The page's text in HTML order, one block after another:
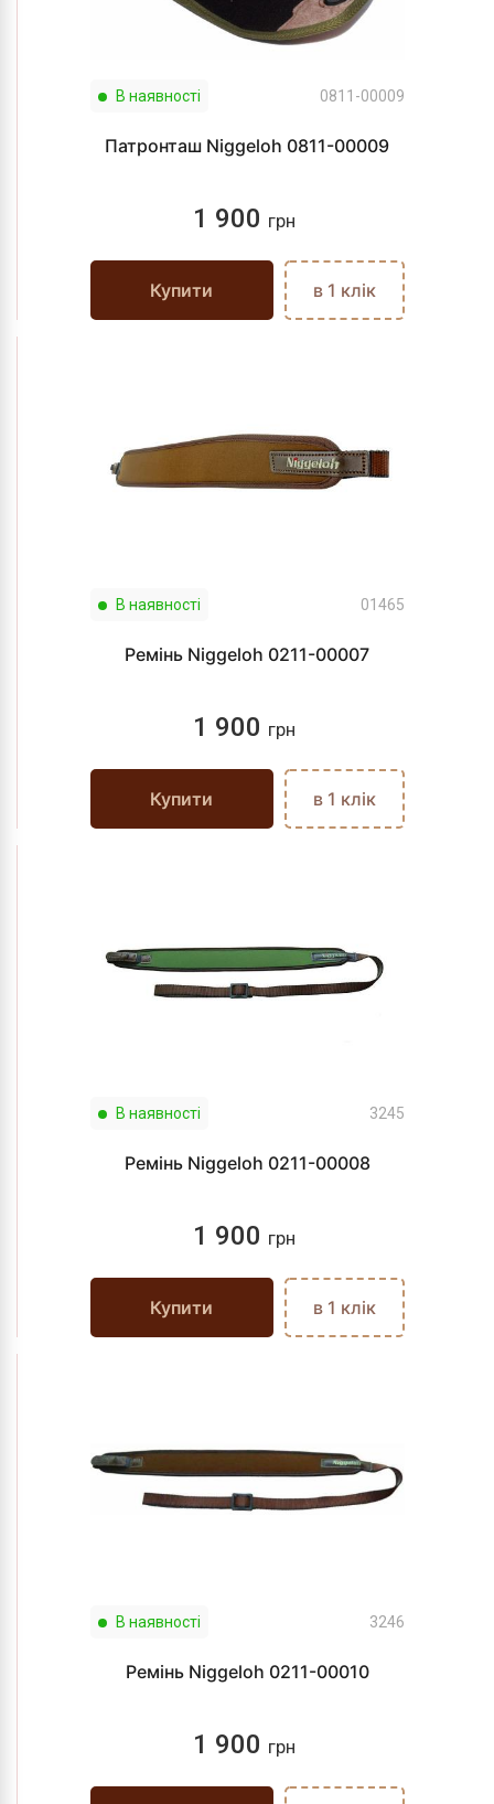
В наявності 0811-00009
Патронташ Niggeloh 0811-00009
1 900 грн
Купити в 1 клік
В наявності 01465
Ремінь Niggeloh 0211-00007
1 900 грн
Купити в 1 клік
В наявності 3245
Ремінь Niggeloh 0211-00008
1 900 грн
Купити в 1 клік
В наявності 3246
Ремінь Niggeloh 0211-00010
1 900 грн